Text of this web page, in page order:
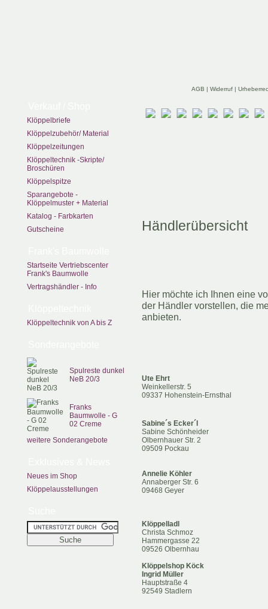
AGB | Widerruf |
Klöppelbriefe
Klöppelzubehör/ Material
Klöppelzeitungen
Klöppeltechnik -Skripte/
Broschüren
Klöppelspitze
Sparangebote -
Klöppelmuster + Material
Katalog - Farbkarten
Gutscheine
Startseite Vertriebscenter
Frank's Baumwolle
Vertragshändler - Info
Klöppeltechnik von A bis Z
Spulreste dunkel
NeB 20/3
Franks
Baumwolle - G
02 Creme
weitere Sonderangebote
Neues im Shop
Klöppelausstellungen
Händlerübersicht
Hier möchte ich Ihnen eine
der Händler vorstellen, die
anbieten.
Ute Ehrt
Weinkellerstr. 5
09337 Hohenstein-Ernsthal
Sabine´s Ecker´l
Sabine Schönheider
Olbernhauer Str. 2
09509 Pockau
Annelie Köhler
Annaberger Str. 6
09468 Geyer
Klöppelladl
Christa Schmoz
Hammergasse 22
09526 Olbernhau
Klöppelshop Köck
Ingrid Müller
Hauptstraße 4
92549 Stadlern